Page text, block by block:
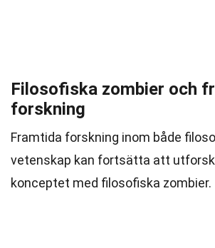
Filosofiska zombier och
forskning
Framtida forskning inom både
vetenskap kan fortsätta att
konceptet med filosofiska zombier.